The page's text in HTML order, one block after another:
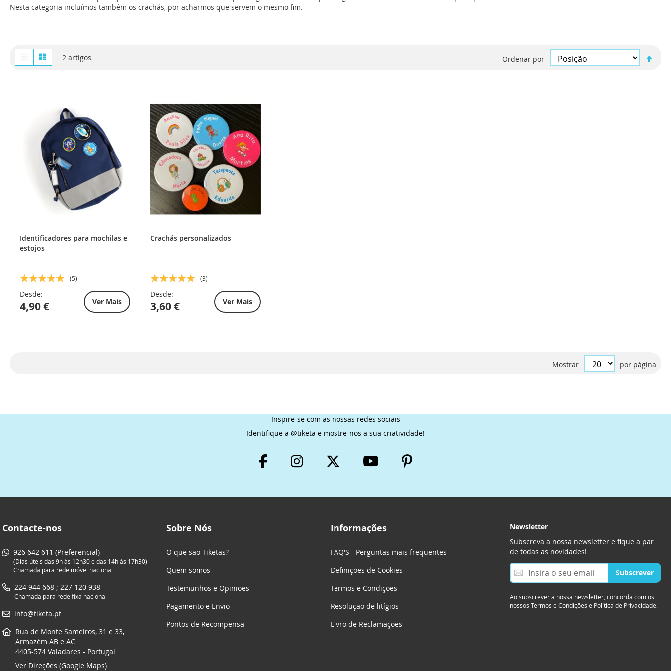
Nesta categoria incluímos também os crachás, por acharmos que servem o mesmo fim.
Ver
como
Grelha Lista2 artigos Ordenar por
Identificadores para mochilas e
estojos
Classificação:
100%
(5)
Desde:
4,90 € Ver Mais
Crachás personalizados
Classificação:
100%
(3)
Desde:
3,60 € Ver Mais
Mostrar por página
Inspire-se com as nossas redes sociais
Identifique a @tiketa e mostre-nos a sua criatividade!
Contacte-nos
926 642 611 (Preferencial)
(Dias úteis das 9h às 12h30 e das 14h às 17h30)
Chamada para rede móvel nacional
224 944 668 ; 227 120 938
Chamada para rede fixa nacional
info@tiketa.pt
Rua de Monte Sameiros, 31 e 33,
Armazém AB e AC
4405-574 Valadares - Portugal
Ver Direções (Google Maps)
Sobre Nós
O que são Tiketas?
Quem somos
Testemunhos e Opiniões
Pagamento e Envio
Pontos de Recompensa
Informações
FAQ'S - Perguntas mais frequentes
Definições de Cookies
Termos e Condições
Resolução de litígios
Livro de Reclamações
Newsletter
Subscreva a nossa newsletter e fique a par
de todas as novidades!
S
s
c
Subscrever
Ao subscrever a nossa newsletter, concorda com os
nossos Termos e Condições e Política de Privacidade.